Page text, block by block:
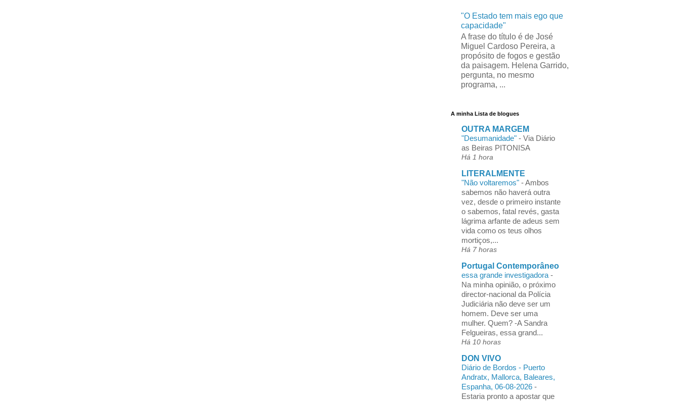
"O Estado tem mais ego que
capacidade"
A frase do título é de José
Miguel Cardoso Pereira, a
propósito de fogos e gestão
da paisagem. Helena Garrido,
pergunta, no mesmo
programa, ...
A minha Lista de blogues
OUTRA MARGEM
"Desumanidade" - Via Diário
as Beiras PITONISA
Há 1 hora
LITERALMENTE
"Não voltaremos" -Ambos
sabemos não haverá outra
vez, desde o primeiro instante
o sabemos, fatal revés, gasta
lágrima arfante de adeus sem
vida como os teus olhos
mortiços,...
Há 7 horas
Portugal Contemporâneo
essa grande investigadora -
Na minha opinião, o próximo
director-nacional da Polícia
Judiciária não deve ser um
homem. Deve ser uma
mulher. Quem? -A Sandra
Felgueiras, essa grand...
Há 10 horas
DON VIVO
Diário de Bordos - Puerto
Andratx, Mallorca, Baleares,
Espanha, 06-08-2026 -
Estaria pronto a apostar que